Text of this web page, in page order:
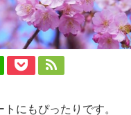
にもぴったりです。